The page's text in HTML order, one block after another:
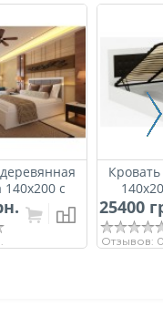
с
ArtWood
ArtWood
25400
Отзывов: